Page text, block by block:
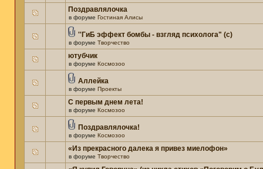
Поздравлялочка
в форуме Гостиная Алисы
''ГиБ эффект бомбы - взгляд психолога" (c)
в форуме Творчество
ютубчик
в форуме Космозоо
Аллейка
в форуме Проекты
С первым днем лета!
в форуме Космозоо
Поздравлялочка!
в форуме Космозоо
«Из прекрасного далека я привез миелофон»
в форуме Творчество